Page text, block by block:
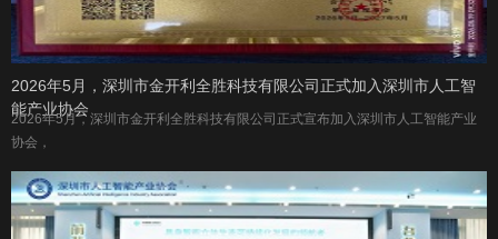
2026年5月，深圳市金开利全胜科技有限公司正式加入深圳市人工智
能产业协会
2026年5月，深圳市金开利全胜科技有限公司正式宣布加入深圳市人工智能产业
协会，